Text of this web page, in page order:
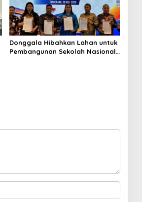
Donggala Hibahkan Lahan untuk
Pembangunan Sekolah Nasional